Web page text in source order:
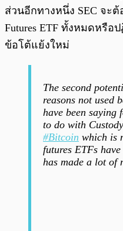
ส่วนอีกทางหนึ่ง SEC จะต้
Futures ETF ทั้งหมดหรือ
ข้อโต้แย้งใหม่
The second
reasons not used
have been saying
to do with
#Bitcoin which is
futures ETFs
has made a lot of